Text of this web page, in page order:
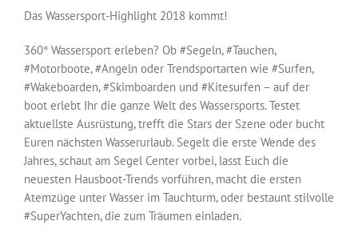
Das Wassersport-Highlight 2018 kommt!
360° Wassersport erleben? Ob #Segeln, #Tauchen,
#Motorboote, #Angeln oder Trendsportarten wie #Surfen,
#Wakeboarden, #Skimboarden und #Kitesurfen – auf der
boot erlebt Ihr die ganze Welt des Wassersports. Testet
aktuellste Ausrüstung, trefft die Stars der Szene oder bucht
Euren nächsten Wasserurlaub. Segelt die erste Wende des
Jahres, schaut am Segel Center vorbei, lasst Euch die
neuesten Hausboot-Trends vorführen, macht die ersten
Atemzüge unter Wasser im Tauchturm, oder bestaunt stilvolle
#SuperYachten, die zum Träumen einladen.